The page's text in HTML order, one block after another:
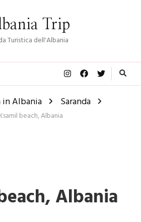
Trip
Turistica dell'Albania
Albania Saranda
Ksamil beach, Albania
Albania